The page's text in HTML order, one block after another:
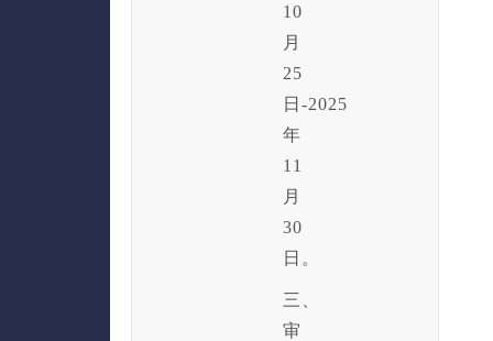
10
月
25
日-2025
年
11
月
30
日。
三、
审